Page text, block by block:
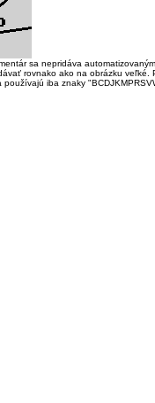
sa nepridáva
rovnako ako na obrázku
iba znaky